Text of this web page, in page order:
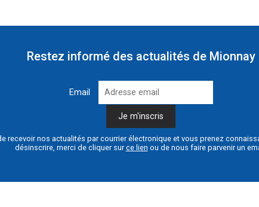
Restez informé des actualités de Mionnay
Email
recevoir nos actualités par courrier électronique et vous prenez
désinscrire, merci de cliquer surce lien ou de nous faire parvenir un